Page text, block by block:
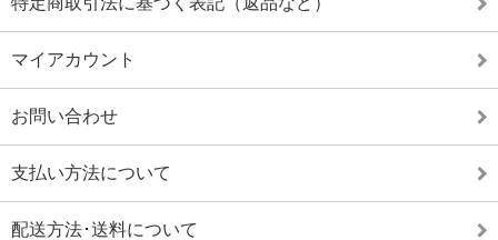
マイアカウント
お問い合わせ
支払い方法について
配送方法･送料について